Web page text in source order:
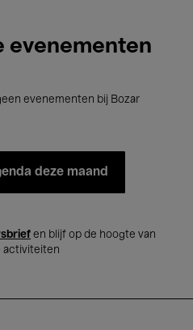
evenementen
evenementen bij Bozar
deze maand
en blijf op de hoogte van
activiteiten